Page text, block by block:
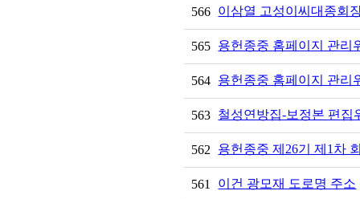
566 이삼열 고성이씨대종회
565 용헌종중 홈페이지 관리
564 용헌종중 홈페이지 관리
563 철성연방집-보정본 편집
562 용헌종중 제26기 제1차
561 이건 광모재 도로명 주소